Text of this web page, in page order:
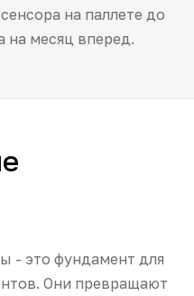
на паллете до
на месяц вперед.
- это фундамент для
Они превращают